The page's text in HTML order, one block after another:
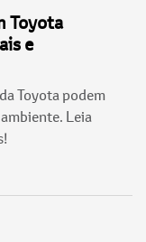
Toyota
e
Toyota podem
Leia